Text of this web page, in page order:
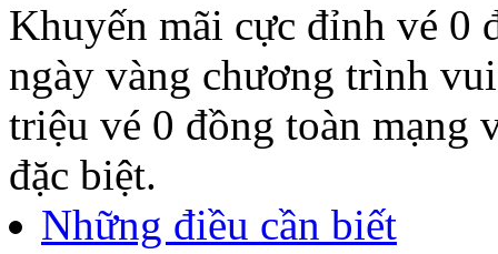
Khuyến mãi cực đỉnh vé 0
ngày vàng chương trình
triệu vé 0 đồng toàn mạng
đặc biệt.
Những điều cần biết